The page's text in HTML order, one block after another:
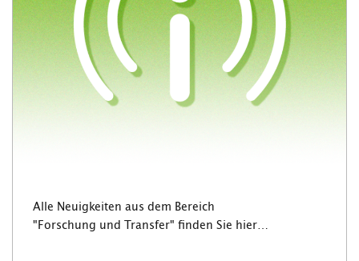
Alle Neuigkeiten aus dem Bereich
"Forschung und Transfer" finden Sie hier…